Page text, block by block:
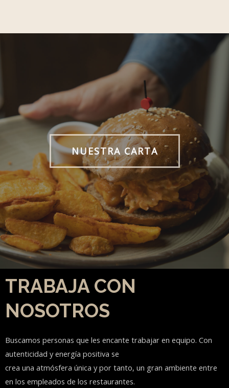
NUESTRA CARTA
TRABAJA CON
NOSOTROS
Buscamos personas que les encante trabajar en equipo. Con
autenticidad y energía positiva se
crea una atmósfera única y por tanto, un gran ambiente entre
en los empleados de los restaurantes.